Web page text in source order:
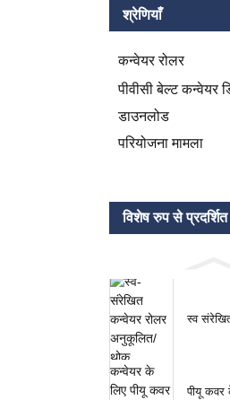
श्रेणियाँ
कन्वेयर रोलर
पीवीसी बेल्ट कन्वेयर
डाउनलोड
परियोजना मामला
विशेष रुप से
स्व
पीयू कवर